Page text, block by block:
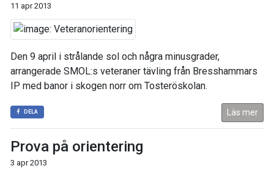
11 apr 2013
Den 9 april i strålande sol och några minusgrader,
arrangerade SMOL:s veteraner tävling från Bresshammars
IP med banor i skogen norr om Tosteröskolan.
DELA Läs mer
Prova på orientering
3 apr 2013